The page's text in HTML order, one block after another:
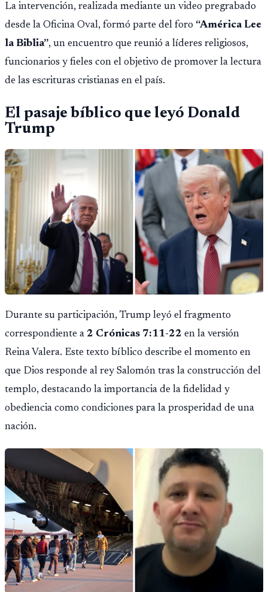
La intervención, realizada mediante un video pregrabado
desde la Oficina Oval, formó parte del foro “América Lee
la Biblia”, un encuentro que reunió a líderes religiosos,
funcionarios y fieles con el objetivo de promover la lectura
de las escrituras cristianas en el país.
El pasaje bíblico que leyó Donald
Trump
Durante su participación, Trump leyó el fragmento
correspondiente a 2 Crónicas 7:11-22 en la versión
Reina Valera. Este texto bíblico describe el momento en
que Dios responde al rey Salomón tras la construcción del
templo, destacando la importancia de la fidelidad y
obediencia como condiciones para la prosperidad de una
nación.